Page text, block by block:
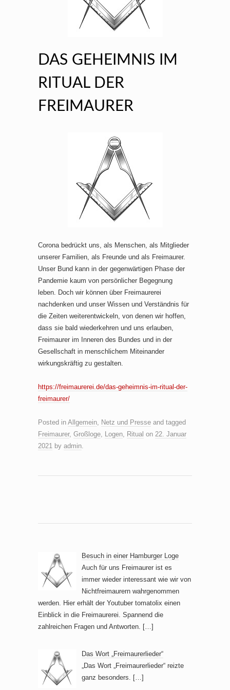
DAS GEHEIMNIS IM
RITUAL DER
FREIMAURER
Corona bedrückt uns, als Menschen, als Mitglieder
unserer Familien, als Freunde und als Freimaurer.
Unser Bund kann in der gegenwärtigen Phase der
Pandemie kaum von persönlicher Begegnung
leben. Doch wir können über Freimaurerei
nachdenken und unser Wissen und Verständnis für
die Zeiten weiterentwickeln, von denen wir hoffen,
dass sie bald wiederkehren und uns erlauben,
Freimaurer im Inneren des Bundes und in der
Gesellschaft in menschlichem Miteinander
wirkungskräftig zu gestalten.
https://freimaurerei.de/das-geheimnis-im-ritual-der-
freimaurer/
Posted in Allgemein, Netz und Presse and tagged
Freimaurer, Großloge, Logen, Ritual on 22. Januar
2021 by admin.
Besuch in einer Hamburger Loge
Auch für uns Freimaurer ist es
immer wieder interessant wie wir von
Nichtfreimaurern wahrgenommen
werden. Hier erhält der Youtuber tomatolix einen
Einblick in die Freimaurerei. Spannend die
zahlreichen Fragen und Antworten. […]
Das Wort „Freimaurerlieder“
„Das Wort „Freimaurerlieder“ reizte
ganz besonders. […]